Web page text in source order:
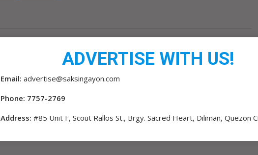
ADVERTISE WITH US!
Email: advertise@saksingayon.com
Phone: 7757-2769
Address: #85 Unit F, Scout Rallos St., Brgy. Sacred Heart, Diliman, Quezon